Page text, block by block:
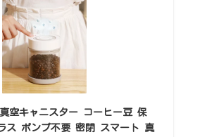
空キャニスター コーヒー豆 保
ス ポンプ不要 密閉 スマート 真